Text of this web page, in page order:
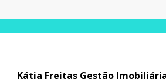
Kátia Freitas Gestão